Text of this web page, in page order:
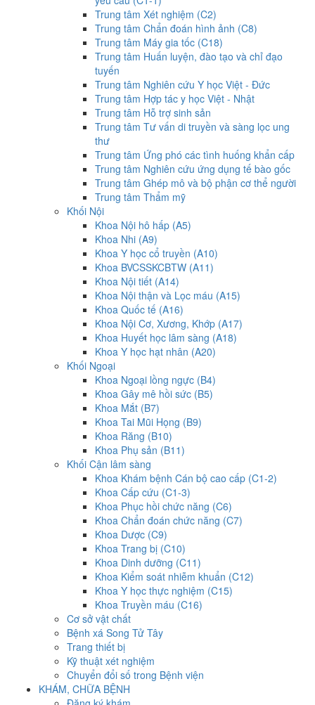
Trung tâm Xét nghiệm (C2)
Trung tâm Chẩn đoán hình ảnh (C8)
Trung tâm Máy gia tốc (C18)
Trung tâm Huấn luyện, đào tạo và chỉ đạo
tuyến
Trung tâm Nghiên cứu Y học Việt - Đức
Trung tâm Hợp tác y học Việt - Nhật
Trung tâm Hỗ trợ sinh sản
Trung tâm Tư vấn di truyền và sàng lọc ung
thư
Trung tâm Ứng phó các tình huống khẩn cấp
Trung tâm Nghiên cứu ứng dụng tế bào gốc
Trung tâm Ghép mô và bộ phận cơ thể người
Trung tâm Thẩm mỹ
Khối Nội
Khoa Nội hô hấp (A5)
Khoa Nhi (A9)
Khoa Y học cổ truyền (A10)
Khoa BVCSSKCBTW (A11)
Khoa Nội tiết (A14)
Khoa Nội thận và Lọc máu (A15)
Khoa Quốc tế (A16)
Khoa Nội Cơ, Xương, Khớp (A17)
Khoa Huyết học lâm sàng (A18)
Khoa Y học hạt nhân (A20)
Khối Ngoại
Khoa Ngoại lồng ngực (B4)
Khoa Gây mê hồi sức (B5)
Khoa Mắt (B7)
Khoa Tai Mũi Họng (B9)
Khoa Răng (B10)
Khoa Phụ sản (B11)
Khối Cận lâm sàng
Khoa Khám bệnh Cán bộ cao cấp (C1-2)
Khoa Cấp cứu (C1-3)
Khoa Phục hồi chức năng (C6)
Khoa Chẩn đoán chức năng (C7)
Khoa Dược (C9)
Khoa Trang bị (C10)
Khoa Dinh dưỡng (C11)
Khoa Kiểm soát nhiễm khuẩn (C12)
Khoa Y học thực nghiệm (C15)
Khoa Truyền máu (C16)
Cơ sở vật chất
Bệnh xá Song Tử Tây
Trang thiết bị
Kỹ thuật xét nghiệm
Chuyển đổi số trong Bệnh viện
KHÁM, CHỮA BỆNH